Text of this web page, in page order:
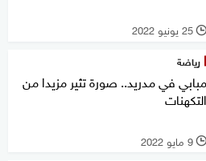
l 25 يونيو 2022
رياضة
مبابي في مدريد.. صورة تثير مزيدا من
التكهنات
l 9 مايو 2022